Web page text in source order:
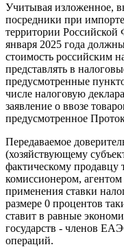
Учитывая изложенное,
посредники при
территории
января 2025 года
стоимость российским
представлять в
предусмотренные
числе налоговую
заявление о ввозе
предусмотренное
Передаваемое
(хозяйствующему
фактическому продавцу
комиссионером, агентом
применения ставки
размере 0 процентов
ставит в равные
государств - членов
операций.